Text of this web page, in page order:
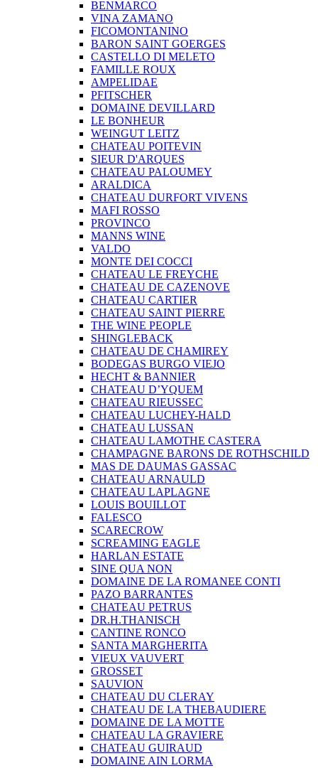
BENMARCO
VINA ZAMANO
FICOMONTANINO
BARON SAINT GOERGES
CASTELLO DI MELETO
FAMILLE ROUX
AMPELIDAE
PFITSCHER
DOMAINE DEVILLARD
LE BONHEUR
WEINGUT LEITZ
CHATEAU POITEVIN
SIEUR D'ARQUES
CHATEAU PALOUMEY
ARALDICA
CHATEAU DURFORT VIVENS
MAFI ROSSO
PROVINCO
MANNS WINE
VALDO
MONTE DEI COCCI
CHATEAU LE FREYCHE
CHATEAU DE CAZENOVE
CHATEAU CARTIER
CHATEAU SAINT PIERRE
THE WINE PEOPLE
SHINGLEBACK
CHATEAU DE CHAMIREY
BODEGAS BURGO VIEJO
HECHT & BANNIER
CHATEAU D’YQUEM
CHATEAU RIEUSSEC
CHATEAU LUCHEY-HALD
CHATEAU LUSSAN
CHATEAU LAMOTHE CASTERA
CHAMPAGNE BARONS DE ROTHSCHILD
MAS DE DAUMAS GASSAC
CHATEAU ARNAULD
CHATEAU LAPLAGNE
LOUIS BOUILLOT
FALESCO
SCARECROW
SCREAMING EAGLE
HARLAN ESTATE
SINE QUA NON
DOMAINE DE LA ROMANEE CONTI
PAZO BARRANTES
CHATEAU PETRUS
DR.H.THANISCH
CANTINE RONCO
SANTA MARGHERITA
VIEUX VAUVERT
GROSSET
SAUVION
CHATEAU DU CLERAY
CHATEAU DE LA THEBAUDIERE
DOMAINE DE LA MOTTE
CHATEAU LA GRAVIERE
CHATEAU GUIRAUD
DOMAINE AIN LORMA